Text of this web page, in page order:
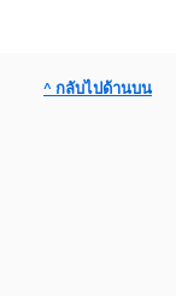
^ กลับไปด้านบน